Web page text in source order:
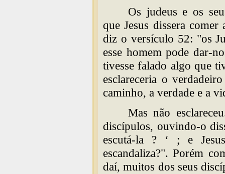
Os judeus e os
que Jesus dissera
diz o versículo 52: "os
esse homem pode dar-
tivesse falado algo que
esclareceria o
caminho, a verdade e a
Mas não
discípulos, ouvindo-o
escutá-la ? ‘ ; e
escandaliza?". Porém
daí, muitos dos seus